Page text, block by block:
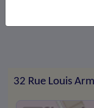
32 Rue Louis